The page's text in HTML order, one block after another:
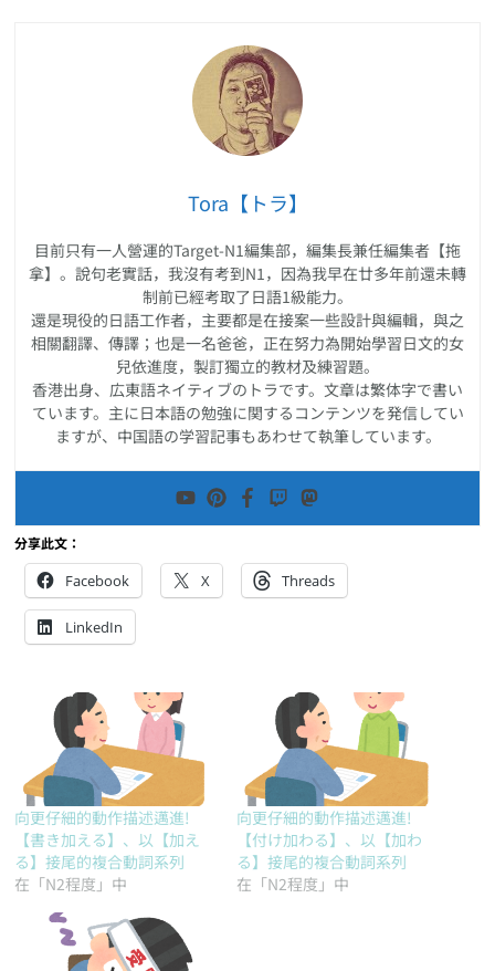
Tora【トラ】
目前只有一人營運的Target-N1編集部，編集長兼任編集者【拖
拿】。說句老實話，我沒有考到N1，因為我早在廿多年前還未轉
制前已經考取了日語1級能力。
還是現役的日語工作者，主要都是在接案一些設計與編輯，與之
相關翻譯、傳譯；也是一名爸爸，正在努力為開始學習日文的女
兒依進度，製訂獨立的教材及練習題。
香港出身、広東語ネイティブのトラです。文章は繁体字で書い
ています。主に日本語の勉強に関するコンテンツを発信してい
ますが、中国語の学習記事もあわせて執筆しています。
分享此文：
Facebook X Threads
LinkedIn
向更仔細的動作描述邁進!
【書き加える】、以【加え
る】接尾的複合動詞系列
在「N2程度」中
向更仔細的動作描述邁進!
【付け加わる】、以【加わ
る】接尾的複合動詞系列
在「N2程度」中